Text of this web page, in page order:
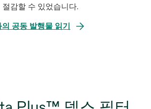
절감할 수 있었습니다.
공동 발행물 읽기 새